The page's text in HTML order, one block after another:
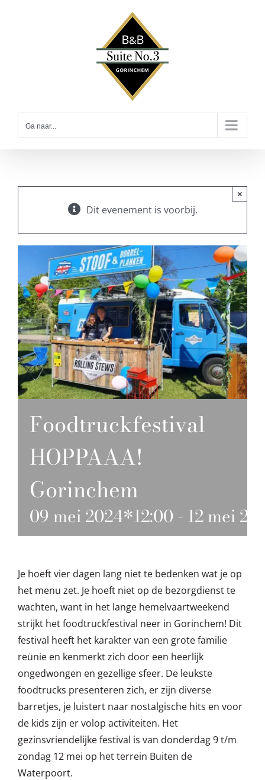
Ga naar...
Dit evenement is voorbij.
×
Foodtruckfestival
HOPPAAA!
Gorinchem
09 mei 2024*12:00 - 12 mei
Je hoeft vier dagen lang niet te bedenken wat je op
het menu zet. Je hoeft niet op de bezorgdienst te
wachten, want in het lange hemelvaartweekend
strijkt het foodtruckfestival neer in Gorinchem! Dit
festival heeft het karakter van een grote familie
reünie en kenmerkt zich door een heerlijk
ongedwongen en gezellige sfeer. De leukste
foodtrucks presenteren zich, er zijn diverse
barretjes, je luistert naar nostalgische hits en voor
de kids zijn er volop activiteiten. Het
gezinsvriendelijke festival is van donderdag 9 t/m
zondag 12 mei op het terrein Buiten de
Waterpoort.